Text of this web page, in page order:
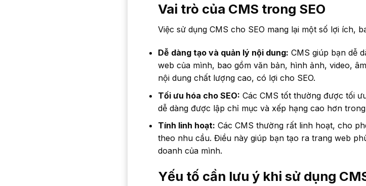
Vai trò của CMS trong SEO
Việc sử dụng CMS cho SEO mang lại một số lợi ích,
Dễ dàng tạo và quản lý nội dung: CMS giúp bạn dễ
web của mình, bao gồm văn bản, hình ảnh, video,
nội dung chất lượng cao, có lợi cho SEO.
Tối ưu hóa cho SEO: Các CMS tốt thường được tối
dễ dàng được lập chỉ mục và xếp hạng cao hơn
Tính linh hoạt: Các CMS thường rất linh hoạt, cho
theo nhu cầu. Điều này giúp bạn tạo ra trang web
doanh của mình.
Yếu tố cần lưu ý khi sử dụng